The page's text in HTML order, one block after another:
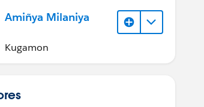
Amiñya Milaniya
Kugamon